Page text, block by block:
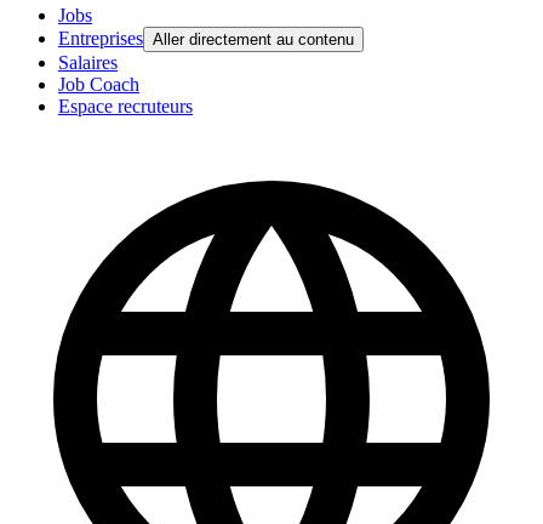
Jobs
Entreprises Aller directement au contenu
Salaires
Job Coach
Espace recruteurs